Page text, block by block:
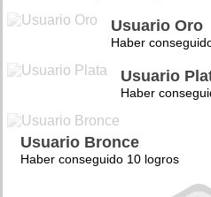
Usuario Oro
Haber
Usuario
Haber
Usuario Bronce
Haber conseguido 10 logros